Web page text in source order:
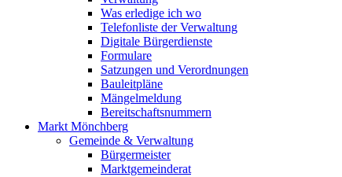
Was erledige ich wo
Telefonliste der Verwaltung
Digitale Bürgerdienste
Formulare
Satzungen und Verordnungen
Bauleitpläne
Mängelmeldung
Bereitschaftsnummern
Markt Mönchberg
Gemeinde & Verwaltung
Bürgermeister
Marktgemeinderat